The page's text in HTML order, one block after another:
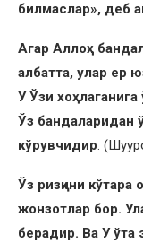
билмаслар», деб
Агар Аллоҳ
албатта, улар ер
У Ўзи
Ўз бандаларидан
кўрувчидир.
Ўз ризқини кўтара
жонзотлар бор.
берадир. Ва У ўта